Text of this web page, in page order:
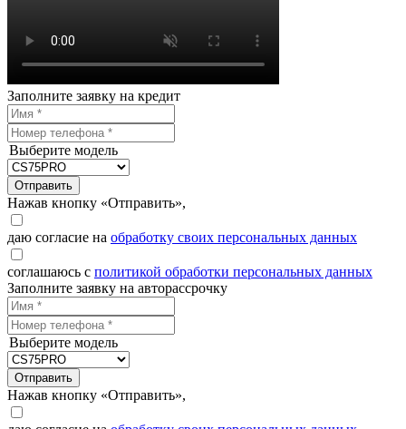
Заполните заявку на кредит
Выберите модель
Отправить
Нажав кнопку «Отправить»,
даю согласие на обработку своих персональных данных
соглашаюсь с политикой обработки персональных данных
Заполните заявку на авторассрочку
Выберите модель
Отправить
Нажав кнопку «Отправить»,